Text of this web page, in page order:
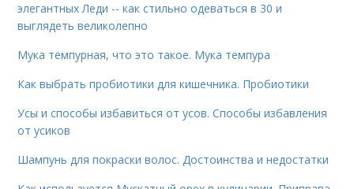
элегантных Леди -- как стильно одеваться в 30 и
выглядеть великолепно
Мука темпурная, что это такое. Мука темпура
Как выбрать пробиотики для кишечника. Пробиотики
Усы и способы избавиться от усов. Способы избавления
от усиков
Шампунь для покраски волос. Достоинства и недостатки